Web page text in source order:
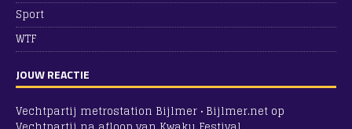
Sport
WTF
JOUW REACTIE
Vechtpartij metrostation Bijlmer • Bijlmer.net op